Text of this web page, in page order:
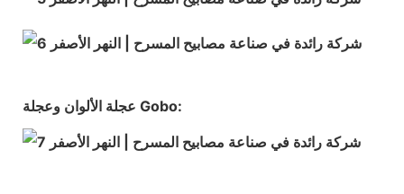
عجلة الألوان وعجلة Gobo: